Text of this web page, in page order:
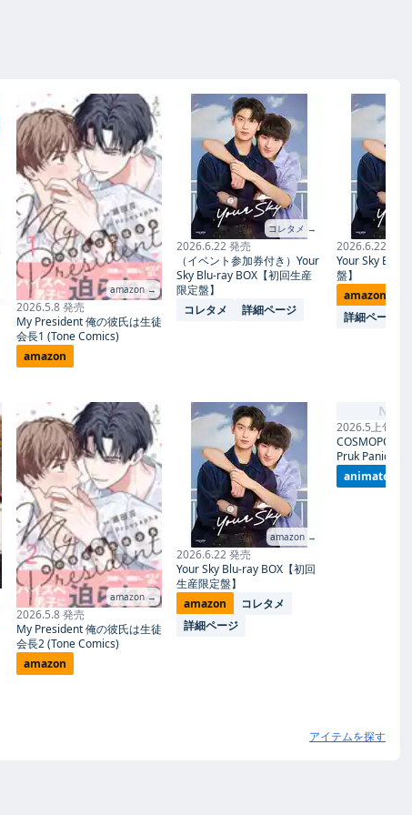
amazon →
2026.5.8 発売
My President 俺の彼氏は生徒
会長1 (Tone Comics)
amazon
amazon →
2026.5.8 発売
My President 俺の彼氏は生徒
会長2 (Tone Comics)
amazon
コレタメ →
2026.6.22 発売
（イベント参加券付き）Your
Sky Blu-ray BOX【初回生産
限定盤】
コレタメ
詳細ページ
amazon →
2026.6.22 発売
Your Sky Blu-ray BOX【初回
生産限定盤】
amazon
コレタメ
詳細ページ
2026.6.22 発売
Your Sky Blu-
盤】
amazon
詳細ページ
No
2026.5上旬 発
Pruk Panich-
animate
アイテムを探す